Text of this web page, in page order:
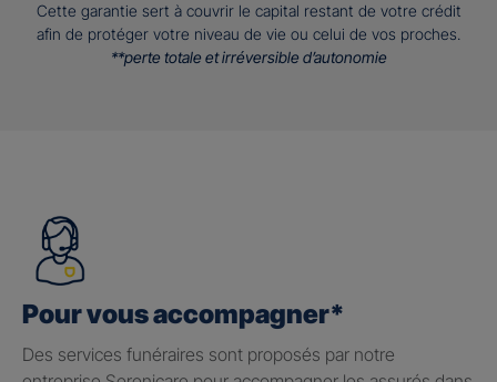
Cette garantie sert à couvrir le capital restant de votre crédit
afin de protéger votre niveau de vie ou celui de vos proches.
**perte totale et irréversible d’autonomie
Pour vous accompagner*
Des services funéraires sont proposés par notre